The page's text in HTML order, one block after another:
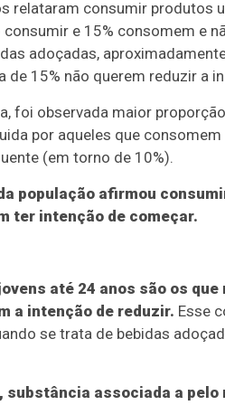
relataram consumir
e 15% consomem e
adoçadas,
de 15% não querem reduzir a
foi observada maior
por aqueles que
(em torno de 10%).
população afirmou
ter intenção de começar.
até 24 anos são os
a intenção de reduzir. Esse
se trata de bebidas
associada a